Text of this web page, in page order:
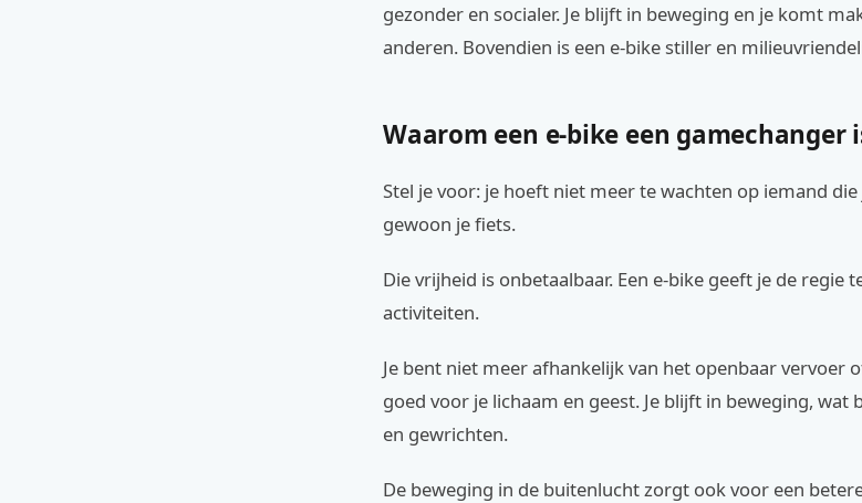
gezonder en socialer. Je blijft in beweging en je komt
anderen. Bovendien is een e-bike stiller en
Waarom een e-bike een gamechanger
Stel je voor: je hoeft niet meer te wachten op iemand
gewoon je fiets.
Die vrijheid is onbetaalbaar. Een e-bike geeft je de regie
activiteiten.
Je bent niet meer afhankelijk van het openbaar vervoer
goed voor je lichaam en geest. Je blijft in beweging, wat
en gewrichten.
De beweging in de buitenlucht zorgt ook voor een